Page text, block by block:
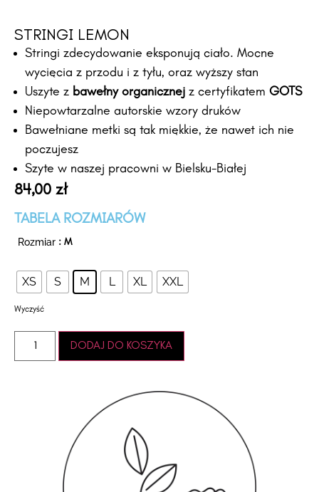
STRINGI LEMON
Stringi zdecydowanie eksponują ciało. Mocne
wycięcia z przodu i z tyłu, oraz wyższy stan
Uszyte z bawełny organicznej z certyfikatem GOTS
Niepowtarzalne autorskie wzory druków
Bawełniane metki są tak miękkie, że nawet ich nie
poczujesz
Szyte w naszej pracowni w Bielsku-Białej
84,00 zł
TABELA ROZMIARÓW
Rozmiar : M
XS S M L XL XXL
Wyczyść
DODAJ DO KOSZYKA